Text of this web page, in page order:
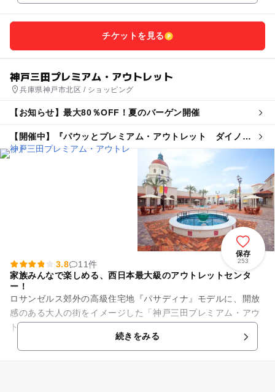
チケットを見る
神戸三田プレミアム・アウトレット
兵庫県神戸市北区 / ショッピング
【お知らせ】最大80％OFF！夏のバーゲン開催
【開催中】『パウッとプレミアム・アウトレット ダイノア
ドベンチャー』＠神戸三田
保存
253
3.8
11件
家族みんなで楽しめる、西日本最大級のアウトレットセンタ
ー！
ロサンゼルス郊外の高級住宅地『パサディナ』モデルに、開放
感のある大人の街をイメージした「神戸三田プレミアム・アウ
トレット」は高級ブランドから飲食店まで約210のショップが
揃った、西日本最大の店舗...続きをみる